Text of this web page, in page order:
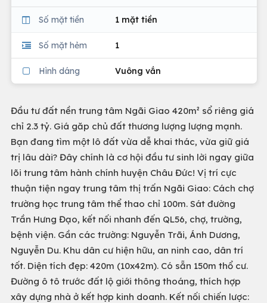
Số mặt tiền 1 mặt tiền
Số mặt hẻm 1
Hình dáng Vuông vắn
Đầu tư đất nền trung tâm Ngãi Giao 420m² sổ riêng giá
chỉ 2.3 tỷ. Giá găp chủ đất thương lượng lượng mạnh.
Bạn đang tìm một lô đất vừa dễ khai thác, vừa giữ giá
trị lâu dài? Đây chính là cơ hội đầu tư sinh lời ngay giữa
lõi trung tâm hành chính huyện Châu Đức! Vị trí cực
thuận tiện ngay trung tâm thị trấn Ngãi Giao: Cách chợ
trường học trung tâm thể thao chỉ 100m. Sát đường
Trần Hưng Đạo, kết nối nhanh đến QL56, chợ, trường,
bệnh viện. Gần các trường: Nguyễn Trãi, Ánh Dương,
Nguyễn Du. Khu dân cư hiện hữu, an ninh cao, dân trí
tốt. Diện tích đẹp: 420m (10x42m). Có sẵn 150m thổ cư.
Đường ô tô trước đất lộ giới thông thoáng, thích hợp
xây dựng nhà ở kết hợp kinh doanh. Kết nối chiến lược: